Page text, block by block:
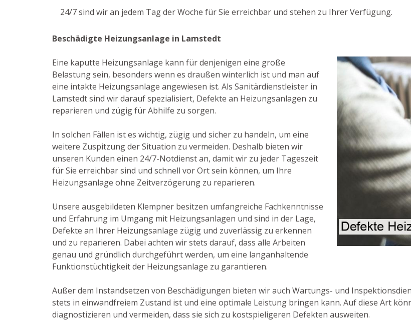
24/7 sind wir an jedem Tag der Woche für Sie erreichbar und stehen zu Ihrer Verfügung.
Beschädigte Heizungsanlage in Lamstedt
Eine kaputte Heizungsanlage kann für denjenigen eine große
Belastung sein, besonders wenn es draußen winterlich ist und man auf
eine intakte Heizungsanlage angewiesen ist. Als Sanitärdienstleister in
Lamstedt sind wir darauf spezialisiert, Defekte an Heizungsanlagen zu
reparieren und zügig für Abhilfe zu sorgen.
In solchen Fällen ist es wichtig, zügig und sicher zu handeln, um eine
weitere Zuspitzung der Situation zu vermeiden. Deshalb bieten wir
unseren Kunden einen 24/7-Notdienst an, damit wir zu jeder Tageszeit
für Sie erreichbar sind und schnell vor Ort sein können, um Ihre
Heizungsanlage ohne Zeitverzögerung zu reparieren.
Unsere ausgebildeten Klempner besitzen umfangreiche Fachkenntnisse
und Erfahrung im Umgang mit Heizungsanlagen und sind in der Lage,
Defekte an Ihrer Heizungsanlage zügig und zuverlässig zu erkennen
und zu reparieren. Dabei achten wir stets darauf, dass alle Arbeiten
genau und gründlich durchgeführt werden, um eine langanhaltende
Funktionstüchtigkeit der Heizungsanlage zu garantieren.
Außer dem Instandsetzen von Beschädigungen bieten wir auch Wartungs- und
stets in einwandfreiem Zustand ist und eine optimale Leistung bringen kann. Auf diese Art
diagnostizieren und vermeiden, dass sie sich zu kostspieligeren Defekten ausweiten.